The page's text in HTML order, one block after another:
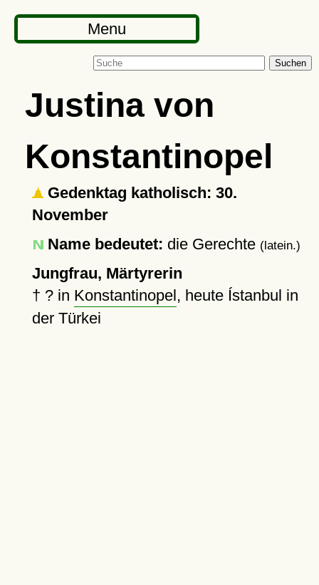
Menu
Suchen
Justina von
Konstantinopel
Gedenktag katholisch: 30.
November
Name bedeutet: die Gerechte (latein.)
Jungfrau, Märtyrerin
† ?in Konstantinopel, heute Ístanbul in
der Türkei